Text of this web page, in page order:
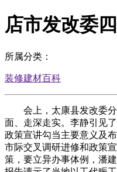
店市发改委
所属分类：
装修建材百科
会上，太康县发改委分
面、走深走实。李静引见
政策宣讲勾当主要意义及
市际交叉调研进修和政策
策，要立异办事体例，潘